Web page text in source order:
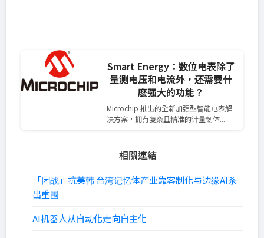
Smart Energy：数位电表除了
量测电压和电流外，还需要什
麽强大的功能？
Microchip 推出的全新加强型智能电表解
决方案，拥有复杂且精准的计量韧体...
相關連結
「团战」抗美韩 台湾记忆体产业靠客制化与边缘AI杀
出重围
AI机器人从自动化走向自主化